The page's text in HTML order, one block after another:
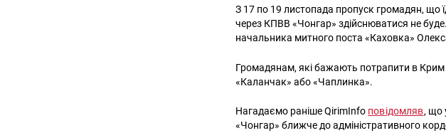
З 17 по 19 листопада пропуск громадян, що
через КПВВ «Чонгар» здійснюватися не
начальника митного поста «Каховка»
Громадянам, які бажають потрапити в Крим
«Каланчак» або «Чаплинка».
Нагадаємо раніше QirimInfo повідомляв, що
«Чонгар» ближче до адміністративного